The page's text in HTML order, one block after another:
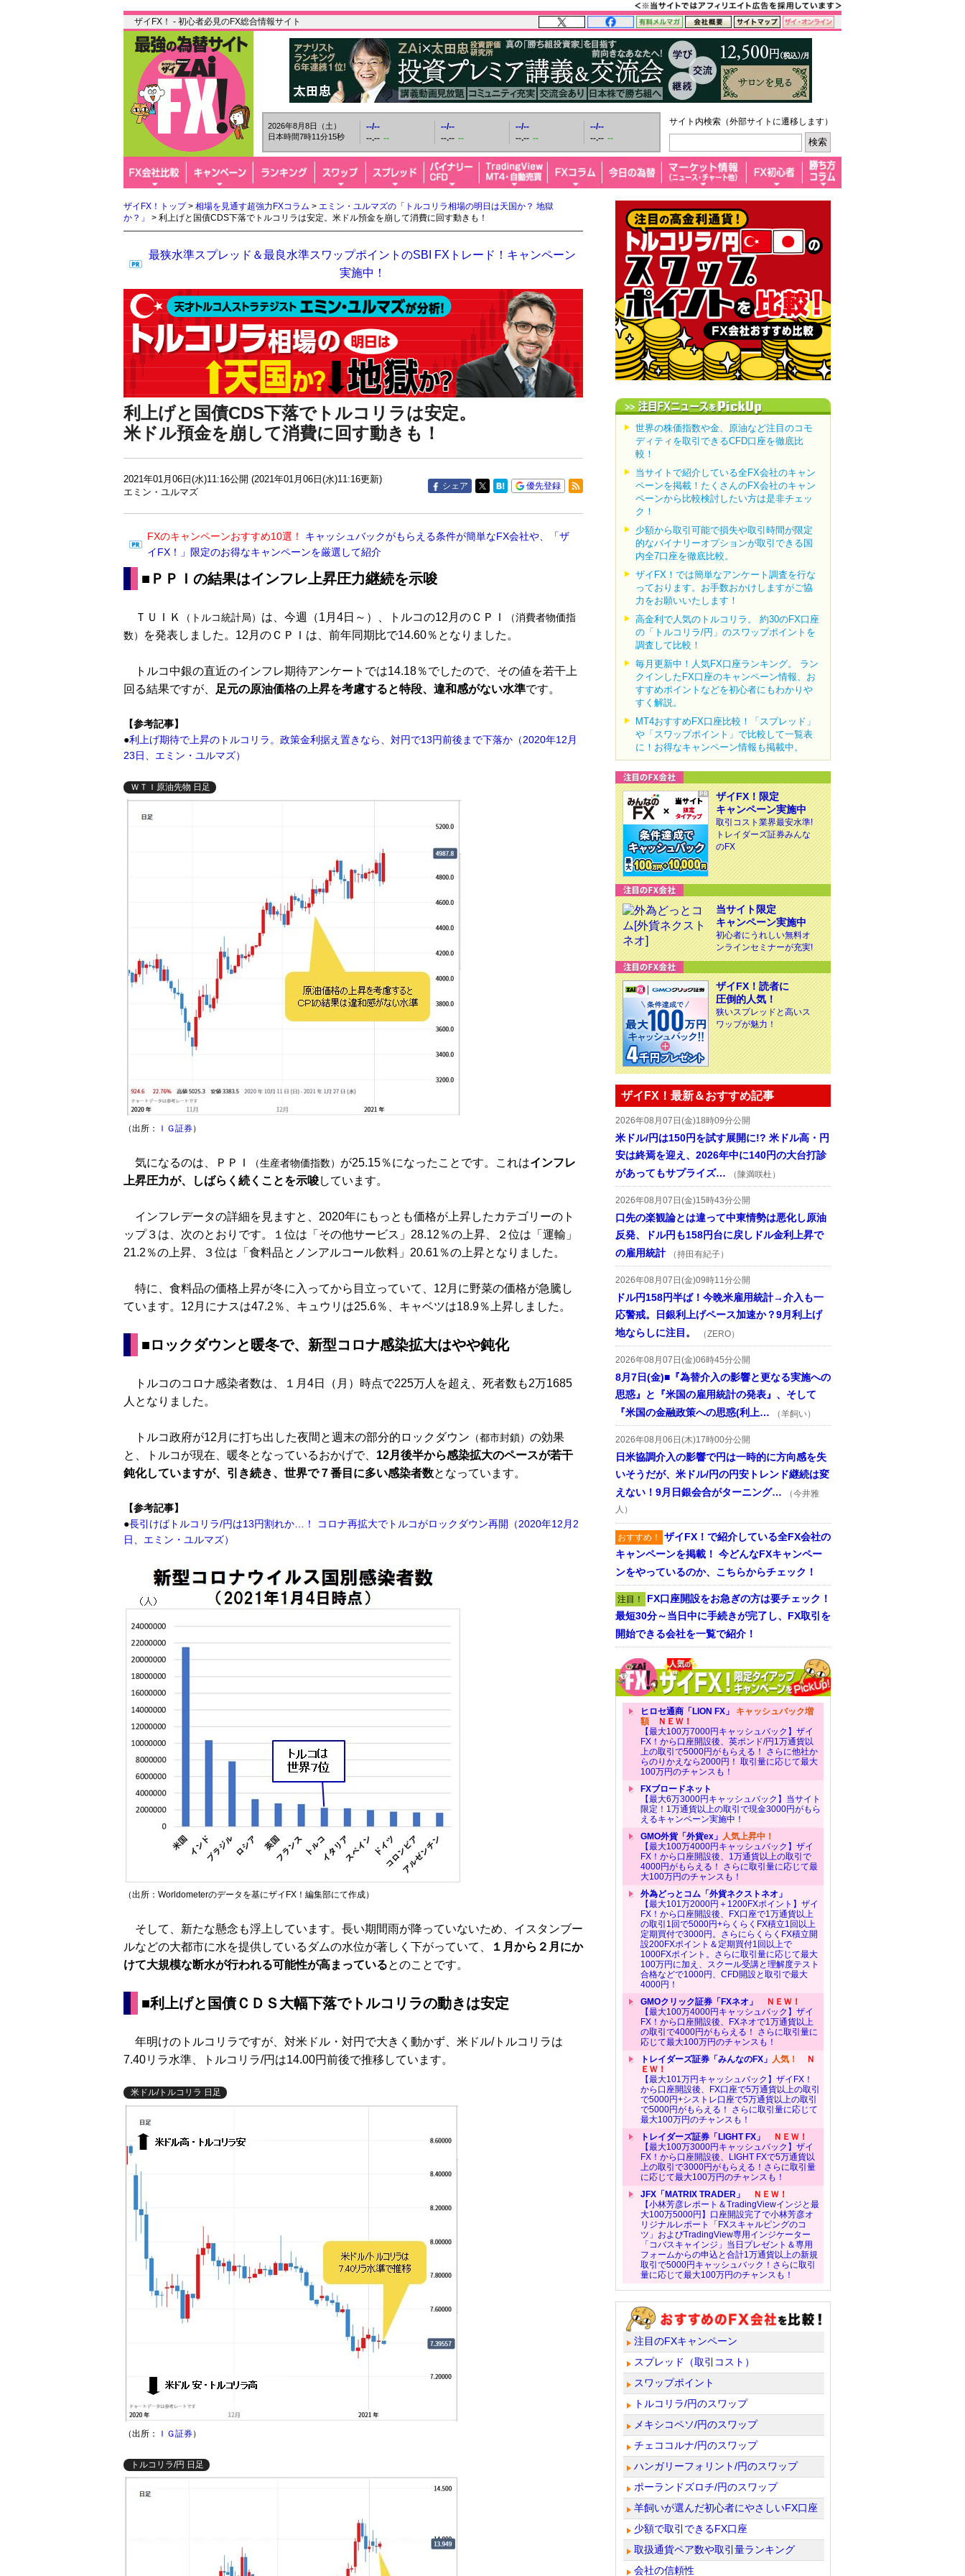
ザイFX！ - 初心者必見のFX総合情報サイト
2026年8月8日（土）
日本時間7時11分16秒
--/--
--.-- --
--/--
--.-- --
--/--
--.-- --
--/--
--.-- --
サイト内検索（外部サイトに遷移します）
ザイFX！トップ> 相場を見通す超強力FXコラム > エミン・ユルマズの「トルコリラ相場の明日は天国か？ 地獄
か？」
> 利上げと国債CDS下落でトルコリラは安定。米ドル預金を崩して消費に回す動きも！
最狭水準スプレッド＆最良水準スワップポイントのSBI FXトレード！キャンペーン
実施中！
利上げと国債CDS下落でトルコリラは安定。
米ドル預金を崩して消費に回す動きも！
2021年01月06日(水)11:16公開 (2021年01月06日(水)11:16更新)
エミン・ユルマズ
シェア 優先登録
FXのキャンペーンおすすめ10選！
キャッシュバックがもらえる条件が簡単なFX会社や、「ザ
イFX！」限定のお得なキャンペーンを厳選して紹介
■ＰＰＩの結果はインフレ上昇圧力継続を示唆
ＴＵＩＫ （トルコ統計局） は、今週（1月4日～）、トルコの12月のＣＰＩ
（消費者物価指
数）
を発表しました。12月のＣＰＩは、前年同期比で14.60％となりました。
トルコ中銀の直近のインフレ期待アンケートでは14.18％でしたので、その値を若干上
回る結果ですが、
足元の原油価格の上昇を考慮すると特段、違和感がない水準です。
【参考記事】
●利上げ期待で上昇のトルコリラ。政策金利据え置きなら、対円で13円前後まで下落か（2020年12月
23日、エミン・ユルマズ）
ＷＴＩ原油先物 日足
（出所： ＩＧ証券）
気になるのは、ＰＰＩ （生産者物価指数） が25.15％になったことです。これはインフレ
上昇圧力が、しばらく続くことを示唆しています。
インフレデータの詳細を見ますと、2020年にもっとも価格が上昇したカテゴリーのト
ップ３は、次のとおりです。１位は「その他サービス」28.12％の上昇、２位は「運輸」
21.2％の上昇、３位は「食料品とノンアルコール飲料」20.61％の上昇となりました。
特に、食料品の価格上昇が冬に入ってから目立っていて、12月に野菜の価格が急騰し
ています。12月にナスは47.2％、キュウリは25.6％、キャベツは18.9％上昇しました。
■ロックダウンと暖冬で、新型コロナ感染拡大はやや鈍化
トルコのコロナ感染者数は、１月4日（月）時点で225万人を超え、死者数も2万1685
人となりました。
トルコ政府が12月に打ち出した夜間と週末の部分的ロックダウン （都市封鎖） の効果
と、トルコが現在、暖冬となっているおかげで、 12月後半から感染拡大のペースが若干
鈍化していますが、引き続き、世界で７番目に多い感染者数となっています。
【参考記事】
●長引けばトルコリラ/円は13円割れか…！ コロナ再拡大でトルコがロックダウン再開（2020年12月2
日、エミン・ユルマズ）
（出所：Worldometerのデータを基にザイFX！編集部にて作成）
そして、新たな懸念も浮上しています。長い期間雨が降っていないため、イスタンブー
ルなどの大都市に水を提供しているダムの水位が著しく下がっていて、
１月から２月にか
けて大規模な断水が行われる可能性が高まっているとのことです。
■利上げと国債ＣＤＳ大幅下落でトルコリラの動きは安定
年明けのトルコリラですが、対米ドル・対円で大きく動かず、米ドル/トルコリラは
7.40リラ水準、トルコリラ/円は14.00円前後で推移しています。
米ドル/トルコリラ 日足
（出所： ＩＧ証券）
トルコリラ/円 日足
世界の株価指数や金、原油など注目のコモ
ディティを取引できるCFD口座を徹底比
較！
当サイトで紹介している全FX会社のキャン
ペーンを掲載！たくさんのFX会社のキャン
ペーンから比較検討したい方は是非チェッ
ク！
少額から取引可能で損失や取引時間が限定
的なバイナリーオプションが取引できる国
内全7口座を徹底比較。
ザイFX！では簡単なアンケート調査を行な
っております。お手数おかけしますがご協
力をお願いいたします！
高金利で人気のトルコリラ。 約30のFX口座
の「トルコリラ/円」のスワップポイントを
調査して比較！
毎月更新中！人気FX口座ランキング。 ラン
クインしたFX口座のキャンペーン情報、お
すすめポイントなどを初心者にもわかりや
すく解説。
MT4おすすめFX口座比較！「スプレッド」
や「スワップポイント」で比較して一覧表
に！お得なキャンペーン情報も掲載中。
ザイFX！限定
キャンペーン実施中
取引コスト業界最安水準!
トレイダーズ証券みんな
のFX
当サイト限定
キャンペーン実施中
初心者にうれしい無料オ
ンラインセミナーが充実!
ザイFX！読者に
圧倒的人気！
狭いスプレッドと高いス
ワップが魅力！
ザイFX！最新＆おすすめ記事
2026年08月07日(金)18時09分公開
米ドル/円は150円を試す展開に!? 米ドル高・円
安は終焉を迎え、2026年中に140円の大台打診
があってもサプライズ…
（陳満咲杜）
2026年08月07日(金)15時43分公開
口先の楽観論とは違って中東情勢は悪化し原油
反発、ドル円も158円台に戻しドル金利上昇で
の雇用統計
（持田有紀子）
2026年08月07日(金)09時11分公開
ドル円158円半ば！今晩米雇用統計→介入も一
応警戒。日銀利上げペース加速か？9月利上げ
地ならしに注目。
（ZERO）
2026年08月07日(金)06時45分公開
8月7日(金)■『為替介入の影響と更なる実施への
思惑』と『米国の雇用統計の発表』、そして
『米国の金融政策への思惑(利上…
（羊飼い）
2026年08月06日(木)17時00分公開
日米協調介入の影響で円は一時的に方向感を失
いそうだが、米ドル/円の円安トレンド継続は変
えない！9月日銀会合がターニング…
（今井雅
人）
おすすめ！ ザイFX！で紹介している全FX会社の
キャンペーンを掲載！ 今どんなFXキャンペー
ンをやっているのか、こちらからチェック！
注目！ FX口座開設をお急ぎの方は要チェック！
最短30分～当日中に手続きが完了し、FX取引を
開始できる会社を一覧で紹介！
ヒロセ通商「LION FX」 キャッシュバック増
額ＮＥＷ！
【最大100万7000円キャッシュバック】ザイ
FX！から口座開設後、英ポンド/円1万通貨以
上の取引で5000円がもらえる！ さらに他社か
らのりかえなら2000円！ 取引量に応じて最大
100万円のチャンスも！
FXブロードネット
【最大6万3000円キャッシュバック】当サイト
限定！1万通貨以上の取引で現金3000円がもら
えるキャンペーン実施中！
GMO外貨「外貨ex」 人気上昇中！
【最大100万4000円キャッシュバック】ザイ
FX！から口座開設後、1万通貨以上の取引で
4000円がもらえる！ さらに取引量に応じて最
大100万円のチャンスも！
外為どっとコム「外貨ネクストネオ」
【最大101万2000円＋1200FXポイント】ザイ
FX！から口座開設後、FX口座で1万通貨以上
の取引1回で5000円+らくらくFX積立1回以上
定期買付で3000円。さらにらくらくFX積立開
設200FXポイント＆定期買付1回以上で
1000FXポイント。さらに取引量に応じて最大
100万円に加え、スクール受講と理解度テスト
合格などで1000円、CFD開設と取引で最大
4000円！
GMOクリック証券「FXネオ」
ＮＥＷ！
【最大100万4000円キャッシュバック】ザイ
FX！から口座開設後、FXネオで1万通貨以上
の取引で4000円がもらえる！ さらに取引量に
応じて最大100万円のチャンスも！
トレイダーズ証券「みんなのFX」 人気！
Ｎ
ＥＷ！
【最大101万円キャッシュバック】ザイFX！
から口座開設後、FX口座で5万通貨以上の取引
で5000円+シストレ口座で5万通貨以上の取引
で5000円がもらえる！ さらに取引量に応じて
最大100万円のチャンスも！
トレイダーズ証券「LIGHT FX」
ＮＥＷ！
【最大100万3000円キャッシュバック】ザイ
FX！から口座開設後、LIGHT FXで5万通貨以
上の取引で3000円がもらえる！さらに取引量
に応じて最大100万円のチャンスも！
JFX「MATRIX TRADER」
ＮＥＷ！
【小林芳彦レポート＆TradingViewインジと最
大100万5000円】口座開設完了で小林芳彦オ
リジナルレポート「FXスキャルピングのコ
ツ」およびTradingView専用インジケーター
「コバスキャインジ」当日プレゼント＆専用
フォームからの申込と合計1万通貨以上の新規
取引で5000円キャッシュバック！さらに取引
量に応じて最大100万円のチャンスも！
注目のFXキャンペーン
スプレッド（取引コスト）
スワップポイント
トルコリラ/円のスワップ
メキシコペソ/円のスワップ
チェココルナ/円のスワップ
ハンガリーフォリント/円のスワップ
ポーランドズロチ/円のスワップ
羊飼いが選んだ初心者にやさしいFX口座
少額で取引できるFX口座
取扱通貨ペア数や取引量ランキング
会社の信頼性